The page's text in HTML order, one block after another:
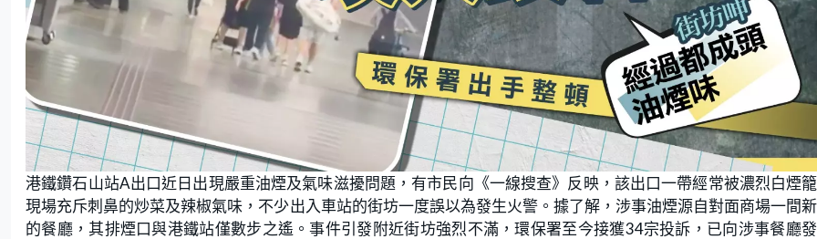
港鐵鑽石山站A出口近日出現嚴重油煙及氣味滋擾問題，有市民向《一線搜查》反映，該出口一帶經常被濃烈白煙
現場充斥刺鼻的炒菜及辣椒氣味，不少出入車站的街坊一度誤以為發生火警。據了解，涉事油煙源自對面商場一間
的餐廳，其排煙口與港鐵站僅數步之遙。事件引發附近街坊強烈不滿，環保署至今接獲34宗投訴，已向涉事餐廳